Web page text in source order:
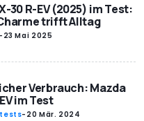
30 R-EV (2025) im Test:
trifft Alltag
- 23 Mai 2025
Verbrauch: Mazda
im Test
- 20 Mär. 2024